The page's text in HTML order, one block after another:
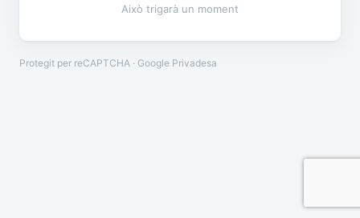
Això trigarà un moment
Protegit per reCAPTCHA · Google Privadesa